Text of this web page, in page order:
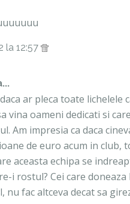
la 12:57
ar pleca toate lichelele
vina oameni dedicati si
Am impresia ca daca
de euro acum in club,
aceasta echipa se
i rostul? Cei care doneaza
nu fac altceva decat sa